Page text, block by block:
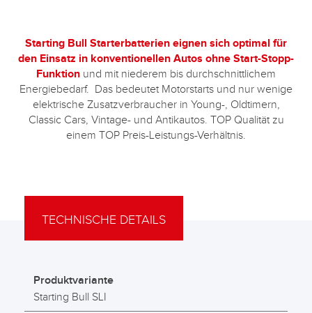
Starting Bull Starterbatterien eignen sich optimal für
den Einsatz in konventionellen Autos ohne Start-Stopp-
Funktion und mit niederem bis durchschnittlichem
Energiebedarf. Das bedeutet Motorstarts und nur wenige
elektrische Zusatzverbraucher in Young-, Oldtimern,
Classic Cars, Vintage- und Antikautos. TOP Qualität zu
einem TOP Preis-Leistungs-Verhältnis.
TECHNISCHE DETAILS
Produktvariante
Starting Bull SLI